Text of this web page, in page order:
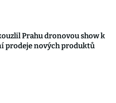
Prahu dronovou show k
prodeje nových produktů